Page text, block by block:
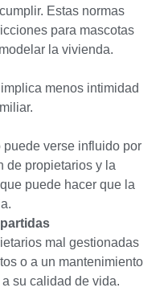
Estas normas
para mascotas
la vivienda.
menos intimidad
verse influido por
de propietarios y la
puede hacer que la
mal gestionadas
o a un mantenimiento
su calidad de vida.